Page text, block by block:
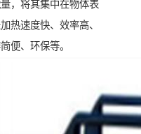
，将其集中在物体表
热速度快、效率高、
便、环保等。